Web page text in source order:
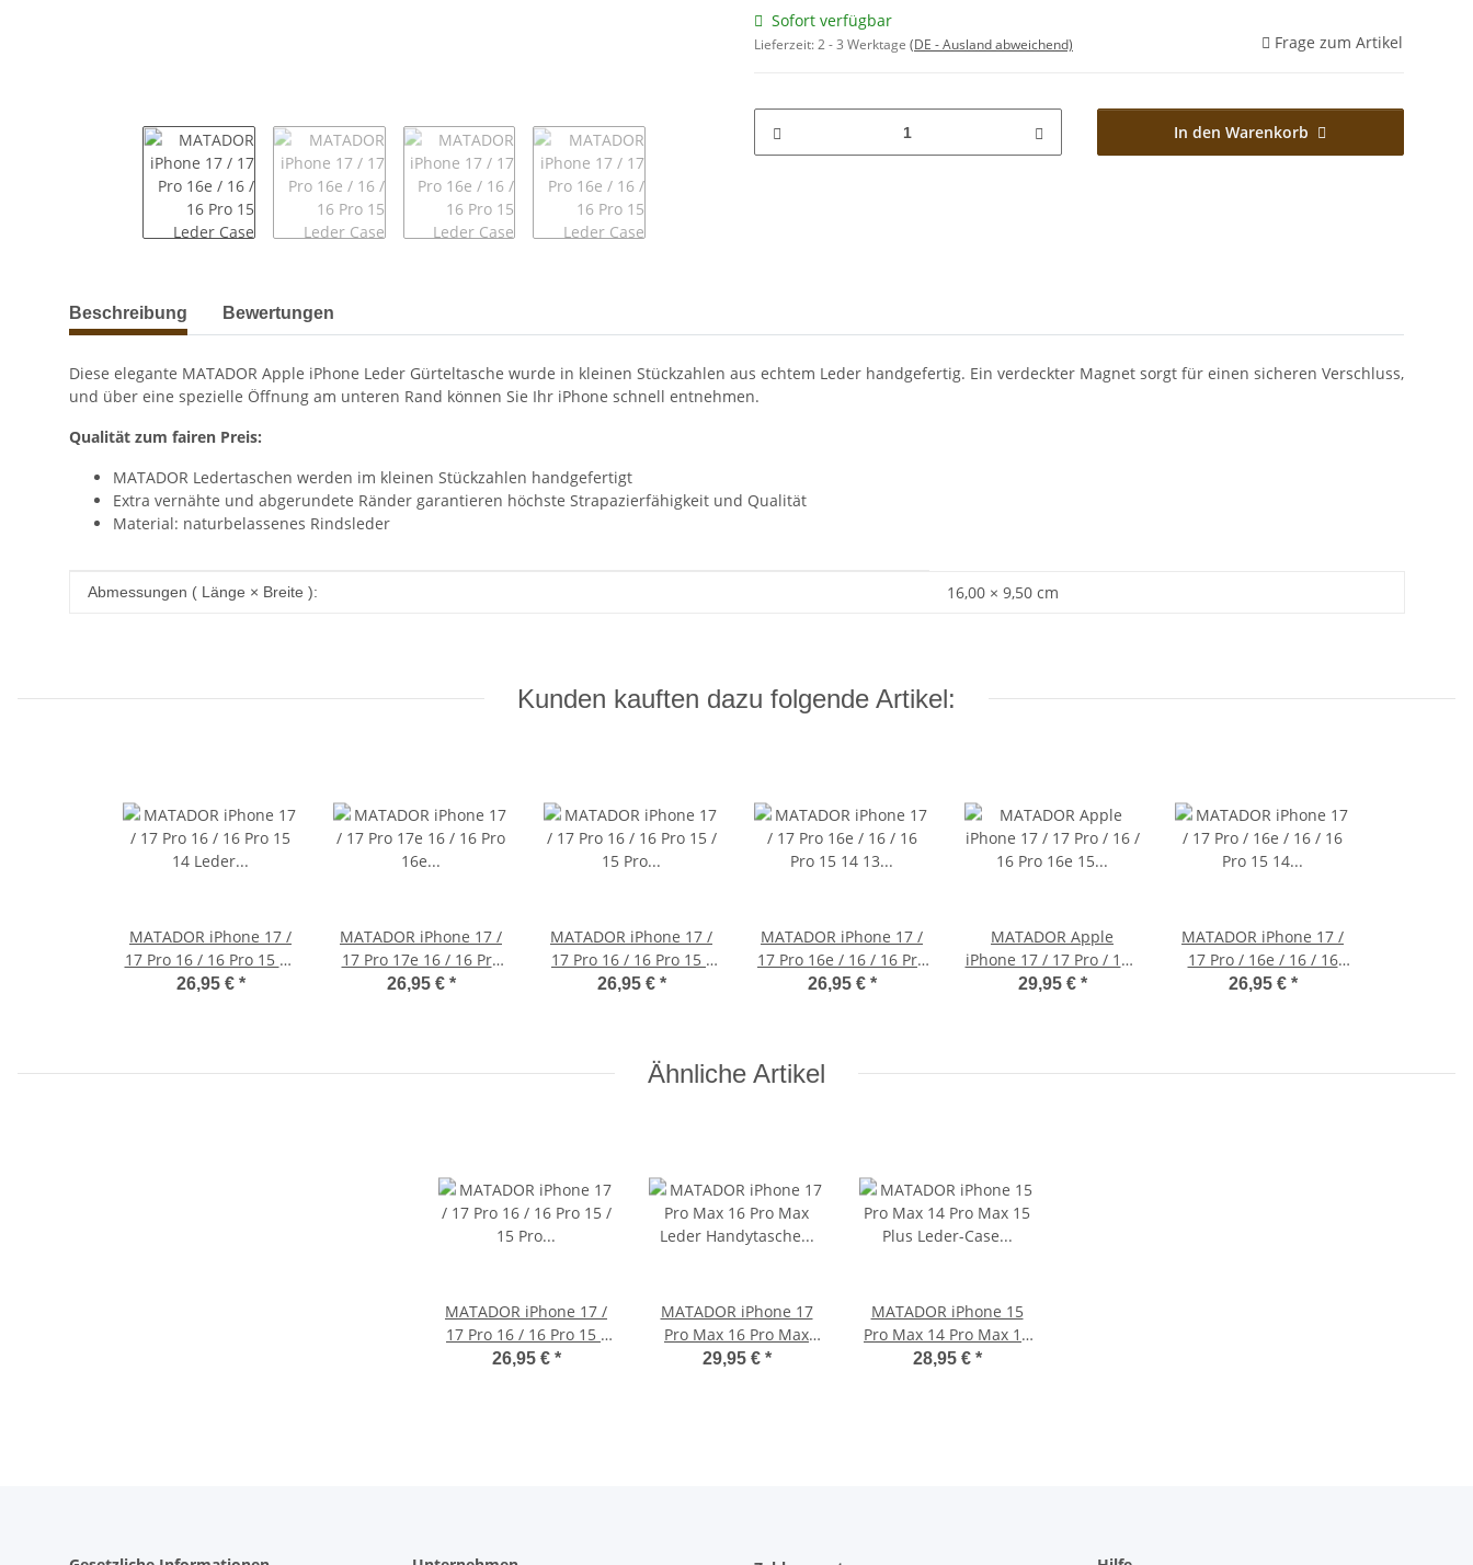
Sofort verfügbar
Lieferzeit:2 - 3 Werktage (DE - Ausland abweichend) Frage zum Artikel
In den Warenkorb
weitere Registerkarten anzeigen
Beschreibung Bewertungen
Diese elegante MATADOR Apple iPhone Leder Gürteltasche wurde in kleinen Stückzahlen aus echtem Leder handgefertig. Ein verdeckter Magnet sorgt für einen sicheren Verschluss,
und über eine spezielle Öffnung am unteren Rand können Sie Ihr iPhone schnell entnehmen.
Qualität zum fairen Preis:
MATADOR Ledertaschen werden im kleinen Stückzahlen handgefertigt
Extra vernähte und abgerundete Ränder garantieren höchste Strapazierfähigkeit und Qualität
Material: naturbelassenes Rindsleder
Produkteigenschaft
Wert
Abmessungen ( Länge × Breite ): 16,00 × 9,50 cm
Kunden kauften dazu folgende Artikel:
MATADOR iPhone 17 /
17 Pro 16 / 16 Pro 15 14
Leder Handytasche
26,95 € *
MATADOR iPhone 17 /
17 Pro 17e 16 / 16 Pro
16e Leder-Tasche
26,95 € *
MATADOR iPhone 17 /
17 Pro 16 / 16 Pro 15 /
15 Pro Lederhülle
26,95 € *
MATADOR iPhone 17 /
17 Pro 16e / 16 / 16 Pro
15 14 13 Ledercase
26,95 € *
MATADOR Apple
iPhone 17 / 17 Pro / 16 /
16 Pro 16e 15 Leder
29,95 € *
MATADOR iPhone 17 /
17 Pro / 16e / 16 / 16
Pro 15 14 Leder-Etui
26,95 € *
Ähnliche Artikel
MATADOR iPhone 17 /
17 Pro 16 / 16 Pro 15 /
15 Pro Leder-Case
26,95 € *
MATADOR iPhone 17
Pro Max 16 Pro Max
Leder Handytasche
29,95 € *
MATADOR iPhone 15
Pro Max 14 Pro Max 15
Plus Leder-Case
28,95 € *